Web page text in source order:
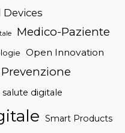
Devices
Medico-Paziente
Open Innovation
Prevenzione
salute digitale
Smart Products